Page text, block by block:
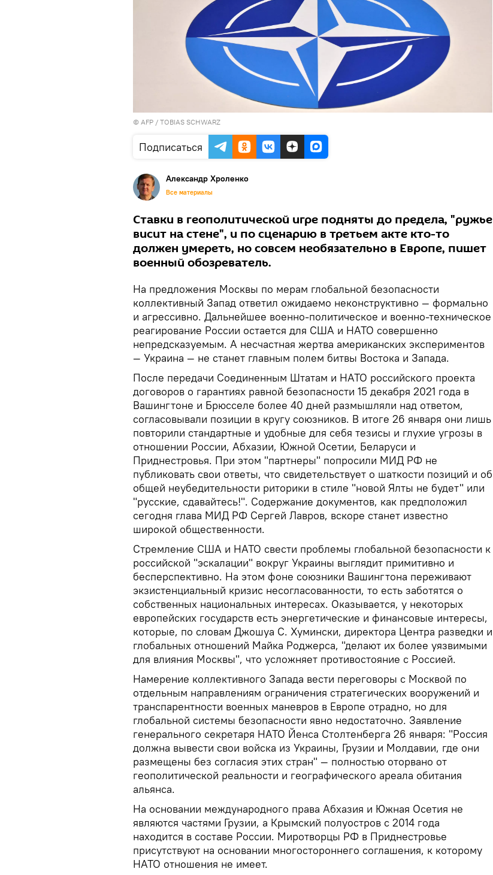
© AFP / TOBIAS SCHWARZ
Подписаться
Александр Хроленко
Все материалы
Ставки в геополитической игре подняты до предела, "ружье
висит на стене", и по сценарию в третьем акте кто-то
должен умереть, но совсем необязательно в Европе, пишет
военный обозреватель.
На предложения Москвы по мерам глобальной безопасности
коллективный Запад ответил ожидаемо неконструктивно — формально
и агрессивно. Дальнейшее военно-политическое и военно-техническое
реагирование России остается для США и НАТО совершенно
непредсказуемым. А несчастная жертва американских экспериментов
— Украина — не станет главным полем битвы Востока и Запада.
После передачи Соединенным Штатам и НАТО российского проекта
договоров о гарантиях равной безопасности 15 декабря 2021 года в
Вашингтоне и Брюсселе более 40 дней размышляли над ответом,
согласовывали позиции в кругу союзников. В итоге 26 января они лишь
повторили стандартные и удобные для себя тезисы и глухие угрозы в
отношении России, Абхазии, Южной Осетии, Беларуси и
Приднестровья. При этом "партнеры" попросили МИД РФ не
публиковать свои ответы, что свидетельствует о шаткости позиций и об
общей неубедительности риторики в стиле "новой Ялты не будет" или
"русские, сдавайтесь!". Содержание документов, как предположил
сегодня глава МИД РФ Сергей Лавров, вскоре станет известно
широкой общественности.
Стремление США и НАТО свести проблемы глобальной безопасности к
российской "эскалации" вокруг Украины выглядит примитивно и
бесперспективно. На этом фоне союзники Вашингтона переживают
экзистенциальный кризис несогласованности, то есть заботятся о
собственных национальных интересах. Оказывается, у некоторых
европейских государств есть энергетические и финансовые интересы,
которые, по словам Джошуа С. Хумински, директора Центра разведки и
глобальных отношений Майка Роджерса, "делают их более уязвимыми
для влияния Москвы", что усложняет противостояние с Россией.
Намерение коллективного Запада вести переговоры с Москвой по
отдельным направлениям ограничения стратегических вооружений и
транспарентности военных маневров в Европе отрадно, но для
глобальной системы безопасности явно недостаточно. Заявление
генерального секретаря НАТО Йенса Столтенберга 26 января: "Россия
должна вывести свои войска из Украины, Грузии и Молдавии, где они
размещены без согласия этих стран" — полностью оторвано от
геополитической реальности и географического ареала обитания
альянса.
На основании международного права Абхазия и Южная Осетия не
являются частями Грузии, а Крымский полуостров с 2014 года
находится в составе России. Миротворцы РФ в Приднестровье
присутствуют на основании многостороннего соглашения, к которому
НАТО отношения не имеет.